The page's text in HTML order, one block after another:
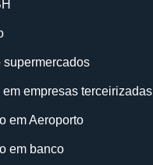
empresas terceirizadas
em Aeroporto
em banco